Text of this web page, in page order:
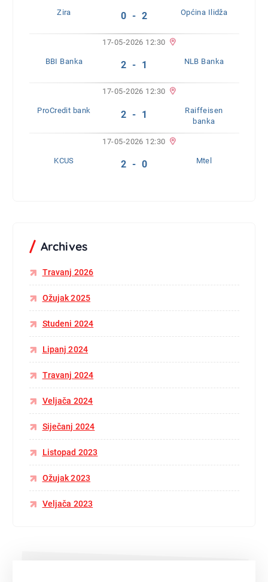
Zira 0 - 2 Općina Ilidža
17-05-2026 12:30
BBI Banka 2 - 1 NLB Banka
17-05-2026 12:30
ProCredit bank 2 - 1
Raiffeisen
banka
17-05-2026 12:30
KCUS 2 - 0 Mtel
Archives
Travanj 2026
Ožujak 2025
Studeni 2024
Lipanj 2024
Travanj 2024
Veljača 2024
Siječanj 2024
Listopad 2023
Ožujak 2023
Veljača 2023